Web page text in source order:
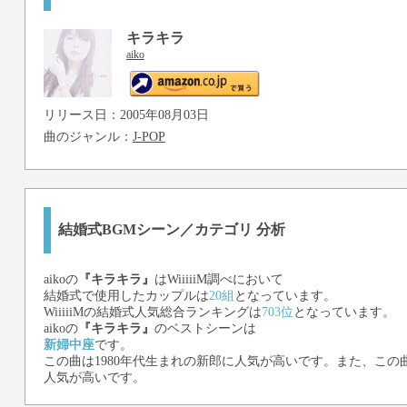
キラキラ
aiko
リリース日：2005年08月03日
曲のジャンル： J-POP
結婚式BGMシーン／カテゴリ 分析
aikoの『キラキラ』 はWiiiiiM調べにおいて
結婚式で使用したカップルは20組 となっています。
WiiiiiMの結婚式人気総合ランキングは703位 となっています。
aikoの『キラキラ』 のベストシーンは
新婦中座です。
この曲は1980年代生まれの新郎に人気が高いです。また、この
人気が高いです。